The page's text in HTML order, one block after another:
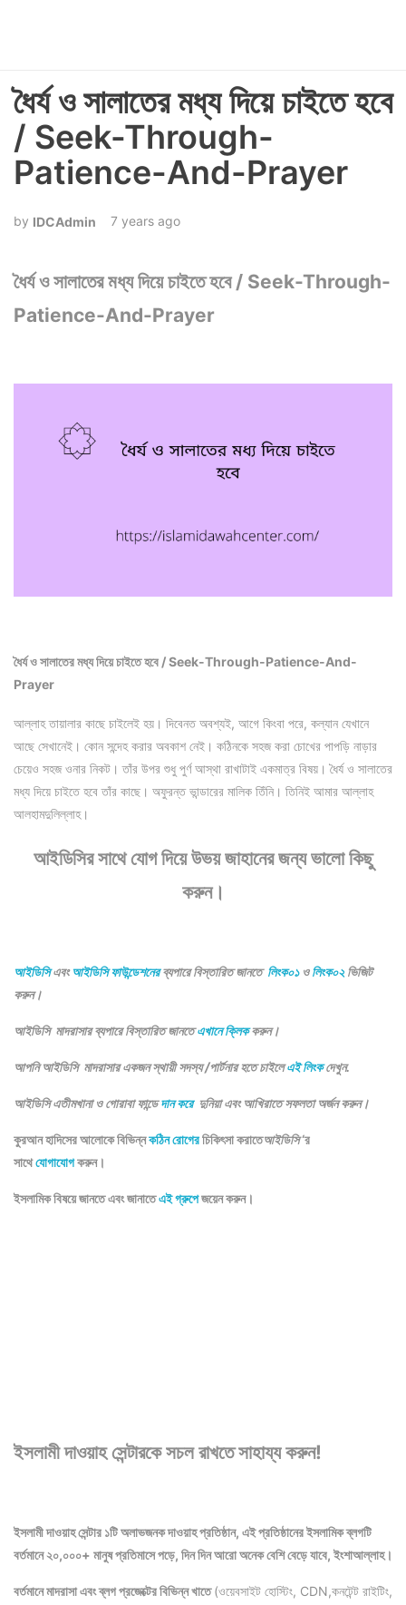
ধৈর্য ও সালাতের মধ্য দিয়ে চাইতে হবে
/ Seek-Through-
Patience-And-Prayer
IDCAdmin 7 years ago
ধৈর্য ও সালাতের মধ্য দিয়ে চাইতে হবে / Seek-Through-
Patience-And-Prayer
ধৈর্য ও সালাতের মধ্য দিয়ে চাইতে হবে / Seek-Through-Patience-And-
Prayer
আল্লাহ তায়ালার কাছে চাইলেই হয়। দিবেনত অবশ্যই, আগে কিংবা পরে, কল্যান যেখানে
আছে সেখানেই। কোন সন্দেহ করার অবকাশ নেই। কঠিনকে সহজ করা চোখের পাপড়ি নাড়ার
চেয়েও সহজ ওনার নিকট। তাঁর উপর শুধু পুর্ণ আস্থা রাখাটাই একমাত্র বিষয়। ধৈর্য ও সালাতের
মধ্য দিয়ে চাইতে হবে তাঁর কাছে। অফুরন্ত ভান্ডারের মালিক তিঁনি। তিনিই আমার আল্লাহ
আলহামদুলিল্লাহ।
আইডিসির সাথে যোগ দিয়ে উভয় জাহানের জন্য ভালো কিছু
করুন।
আইডিসিএবংআইডিসি ফাউন্ডেশনেরব্যপারে বিস্তারিত জানতে লিংক০১ওলিংক০২ ভিজিট
করুন।
আইডিসি মাদরাসার ব্যপারে বিস্তারিত জানতেএখানে ক্লিককরুন।
আপনি আইডিসি মাদরাসার একজন স্থায়ী সদস্য /পার্টনার হতে চাইলেএই লিংকদেখুন.
আইডিসি এতীমখানা ও গোরাবা ফান্ডেদান করে দুনিয়া এবং আখিরাতে সফলতা অর্জন করুন।
কুরআন হাদিসের আলোকে বিভিন্নকঠিন রোগেরচিকিৎসা করাতেআইডিসি‘র
সাথেযোগাযোগকরুন।
ইসলামিক বিষয়ে জানতে এবং জানাতেএই গ্রুপেজয়েন করুন।
ইসলামী দাওয়াহ সেন্টারকে সচল রাখতে সাহায্য করুন!
ইসলামী দাওয়াহ সেন্টার ১টি অলাভজনক দাওয়াহ প্রতিষ্ঠান, এই প্রতিষ্ঠানের ইসলামিক ব্লগটি
বর্তমানে ২০,০০০+ মানুষ প্রতিমাসে পড়ে, দিন দিন আরো অনেক বেশি বেড়ে যাবে, ইংশাআল্লাহ।
বর্তমানে মাদরাসা এবং ব্লগ প্রজেক্টের বিভিন্ন খাতে(ওয়েবসাইট হোস্টিং, CDN,কনটেন্ট রাইটিং,